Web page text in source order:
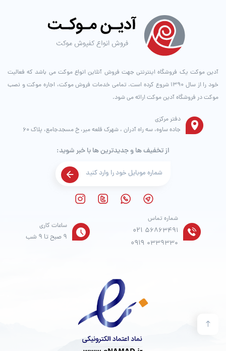
آدین موکت یک فروشگاه اینترنتی جهت فروش آنلاین انواع موکت می باشد که فعالیت
خود را از سال ۱۳۹۰ شروع کرده است. تمامی خدمات فروش موکت، اجاره موکت و نصب
موکت در فروشگاه آدین موکت ارائه می شود.
شماره تماس
021 56863491
0919 0339330
ساعات کاری
9 صبح تا 9 شب
دفتر مرکزی
جاده ساوه، سه راه آدران ، شهرک قلعه میر، خ مسجدجامع، پلاک 60
از تخفیف ها و جدیدترین ها با خبر شوید: